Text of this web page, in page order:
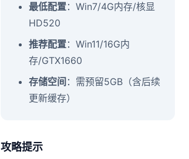
​最低配置​​：Win7/4G内存/核显
HD520
​推荐配置​​：Win11/16G内
存/GTX1660
​存储空间​ ​：需预留5GB（含后续
更新缓存）
催眠app攻略：
攻略提示